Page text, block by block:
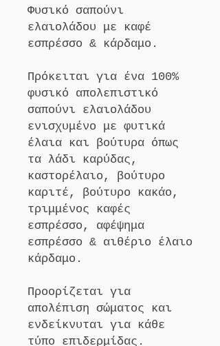
Φυσικό σαπούνι
ελαιολάδου με καφέ
εσπρέσσο & κάρδαμο.
Πρόκειται για ένα 100%
φυσικό απολεπιστικό
σαπούνι ελαιολάδου
ενισχυμένο με φυτικά
έλαια και βούτυρα όπως
τα λάδι καρύδας,
καστορέλαιο, βούτυρο
καριτέ, βούτυρο κακάο,
τριμμένος καφές
εσπρέσσο, αφέψημα
εσπρέσσο & αιθέριο έλαιο
κάρδαμο.
Προορίζεται για
απολέπιση σώματος και
ενδείκνυται για κάθε
τύπο επιδερμίδας.